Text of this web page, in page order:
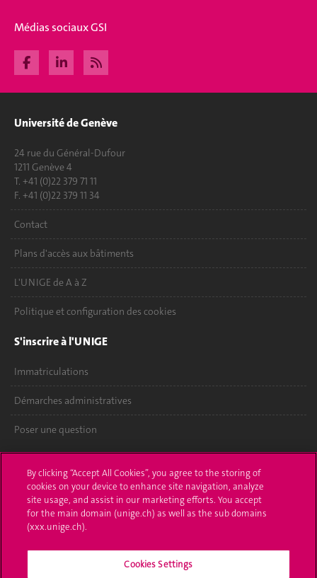
Médias sociaux GSI
Université de Genève
24 rue du Général-Dufour
1211 Genève 4
T. +41 (0)22 379 71 11
F. +41 (0)22 379 11 34
Contact
Plans d'accès aux bâtiments
L'UNIGE de A à Z
Politique et configuration des cookies
S'inscrire à l'UNIGE
Immatriculations
Démarches administratives
Poser une question
UNIGE Mobile
Médias
Offres d'emploi
By clicking “Accept All Cookies”, you agree to the storing of
cookies on your device to enhance site navigation, analyze
site usage, and assist in our marketing efforts. You accept
for the main domain (unige.ch) as well as the sub domains
(xxx.unige.ch).
Cookies Settings